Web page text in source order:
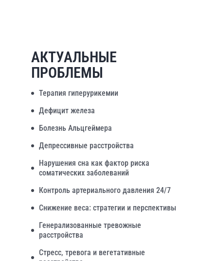
АКТУАЛЬНЫЕ
ПРОБЛЕМЫ
Терапия гиперурикемии
Дефицит железа
Болезнь Альцгеймера
Депрессивные расстройства
Нарушения сна как фактор риска
соматических заболеваний
Контроль артериального давления 24/7
Снижение веса: стратегии и перспективы
Генерализованные тревожные
расстройства
Стресс, тревога и вегетативные